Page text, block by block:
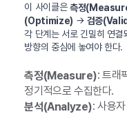
이 사이클은측정
(Optimize) → 검증
각 단계는 서로 긴밀히 연결
방향의 중심에 놓여야 한다.
측정(Measure): 트래
정기적으로 수집한다.
분석(Analyze): 사용